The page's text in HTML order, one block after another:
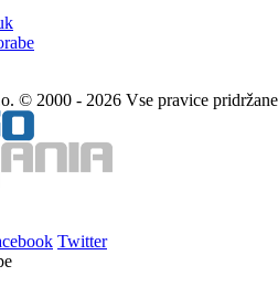
© 2000 - 2026 Vse pravice
Twitter